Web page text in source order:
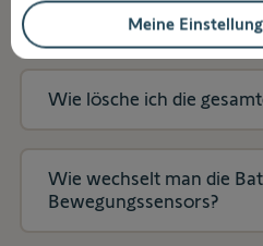
mit meinem System
Wie lösche ich die
Wie wechselt man die
Bewegungssensors?
Meine